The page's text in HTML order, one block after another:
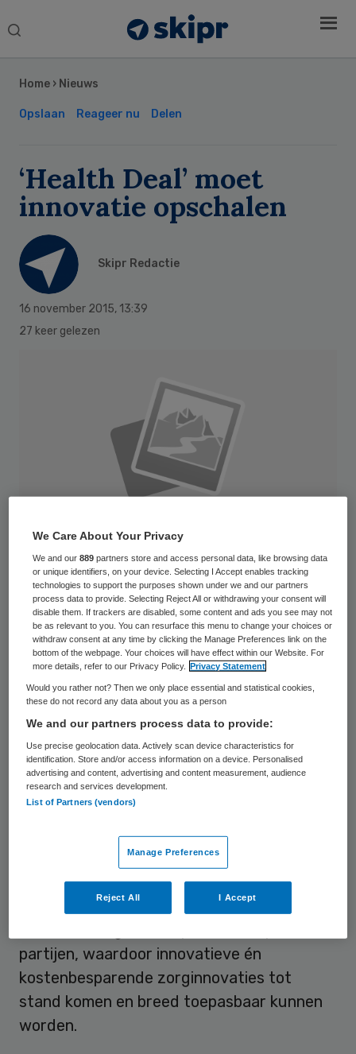
Search
Home › Nieuws
Opslaan Reageer nu Delen
‘Health Deal’ moet
innovatie opschalen
Skipr Redactie
16 november 2015, 13:39
27 keer gelezen
Personalauswahl online am Computer mit Symbol auf Tastatur Journal
Inside 35114_037_011 (2015) Publikationsname / Publikationsnummer / E-
Tag TT.MM.JJJJ (optional)
Minister Edith Schippers (Volksgezondheid)
wil het opschalen van zorginnovaties een
impuls geven. Door de introductie van
zogenaamde Health Deals moeten
zorginnovaties sneller worden
maandag een centraal informatiepunt waar
plannenmakers terechtkunnen.
Health Dealis een nieuwe vorm van
partijen, waardoor innovatieve én
kostenbesparende zorginnovaties tot
stand komen en breed toepasbaar kunnen
worden.
Sidebar
We Care About Your Privacy
We and our889 partners store and access personal data, like browsing data
or unique identifiers, on your device. Selecting I Accept enables tracking
technologies to support the purposes shown under we and our partners
process data to provide. Selecting Reject All or withdrawing your consent will
disable them. If trackers are disabled, some content and ads you see may not
be as relevant to you. You can resurface this menu to change your choices or
withdraw consent at any time by clicking the Manage Preferences link on the
bottom of the webpage. Your choices will have effect within our Website. For
more details, refer to our Privacy Policy.
Privacy Statement
Would you rather not? Then we only place essential and statistical cookies,
these do not record any data about you as a person
We and our partners process data to provide:
Use precise geolocation data. Actively scan device characteristics for
identification. Store and/or access information on a device. Personalised
advertising and content, advertising and content measurement, audience
research and services development.
List of Partners (vendors)
Manage Preferences
Reject All I Accept